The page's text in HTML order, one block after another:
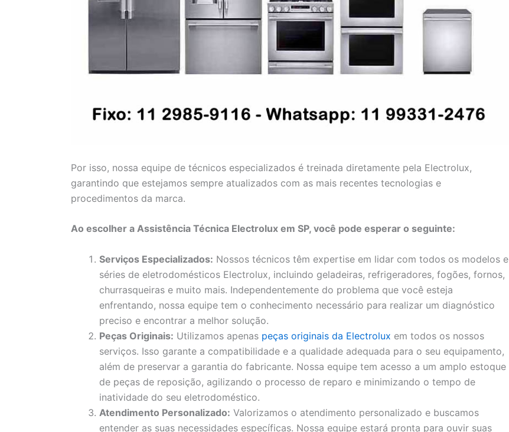
Por isso, nossa equipe de técnicos especializados é treinada diretamente pela Electrolux,
garantindo que estejamos sempre atualizados com as mais recentes tecnologias e
procedimentos da marca.
Ao escolher a Assistência Técnica Electrolux em SP, você pode esperar o seguinte:
Serviços Especializados: Nossos técnicos têm expertise em lidar com todos os modelos e
séries de eletrodomésticos Electrolux, incluindo geladeiras, refrigeradores, fogões, fornos,
churrasqueiras e muito mais. Independentemente do problema que você esteja
enfrentando, nossa equipe tem o conhecimento necessário para realizar um diagnóstico
preciso e encontrar a melhor solução.
Peças Originais: Utilizamos apenas peças originais da Electrolux em todos os nossos
serviços. Isso garante a compatibilidade e a qualidade adequada para o seu equipamento,
além de preservar a garantia do fabricante. Nossa equipe tem acesso a um amplo estoque
de peças de reposição, agilizando o processo de reparo e minimizando o tempo de
inatividade do seu eletrodoméstico.
Atendimento Personalizado: Valorizamos o atendimento personalizado e buscamos
entender as suas necessidades específicas. Nossa equipe estará pronta para ouvir suas